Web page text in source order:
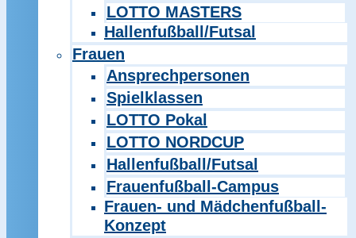
LOTTO MASTERS
Hallenfußball/Futsal
Frauen
Ansprechpersonen
Spielklassen
LOTTO Pokal
LOTTO NORDCUP
Hallenfußball/Futsal
Frauenfußball-Campus
Frauen- und Mädchenfußball-
Konzept